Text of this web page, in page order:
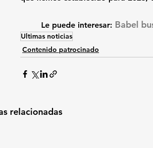
Le puede interesar: Babel
Ultimas noticias
Contenido patrocinado
relacionadas